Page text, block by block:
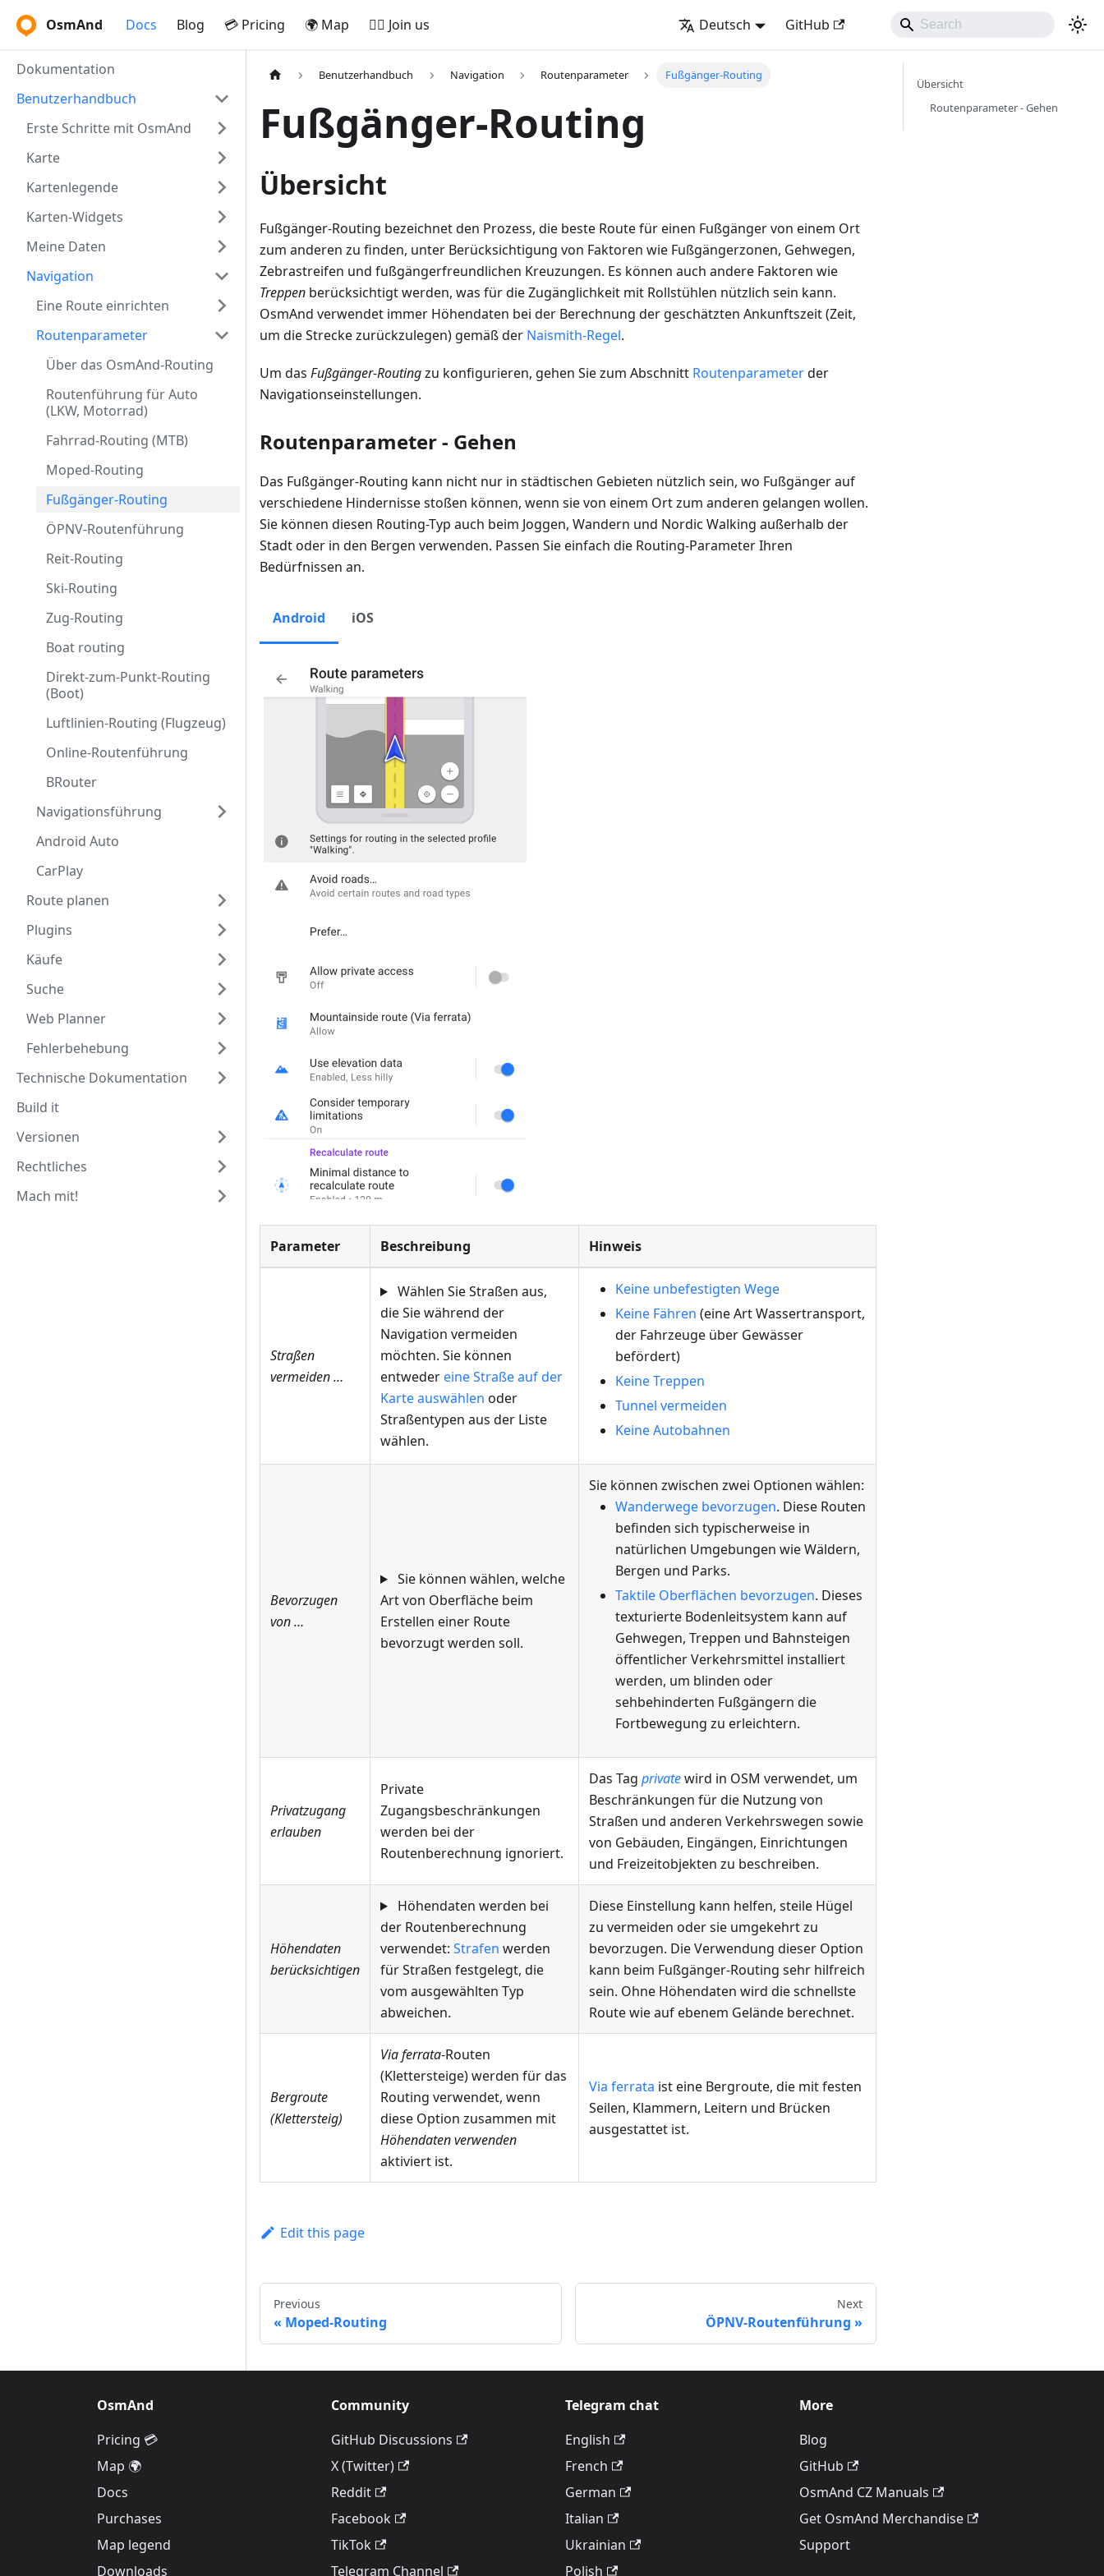
OsmAnd Docs Blog 💳 Pricing 🌍 Map 🚵‍♂️ Join us Deutsch GitHub
Dokumentation
Benutzerhandbuch
Erste Schritte mit OsmAnd
Karte
Kartenlegende
Karten-Widgets
Meine Daten
Navigation
Eine Route einrichten
Routenparameter
Über das OsmAnd-Routing
Routenführung für Auto
(LKW, Motorrad)
Fahrrad-Routing (MTB)
Moped-Routing
Fußgänger-Routing
ÖPNV-Routenführung
Reit-Routing
Ski-Routing
Zug-Routing
Boat routing
Direkt-zum-Punkt-Routing
(Boot)
Luftlinien-Routing (Flugzeug)
Online-Routenführung
BRouter
Navigationsführung
Android Auto
CarPlay
Route planen
Plugins
Käufe
Suche
Web Planner
Fehlerbehebung
Technische Dokumentation
Build it
Versionen
Rechtliches
Mach mit!
Benutzerhandbuch Navigation Routenparameter Fußgänger-Routing
Fußgänger-Routing
Übersicht
Fußgänger-Routing bezeichnet den Prozess, die beste Route für einen Fußgänger von einem Ort
zum anderen zu finden, unter Berücksichtigung von Faktoren wie Fußgängerzonen, Gehwegen,
Zebrastreifen und fußgängerfreundlichen Kreuzungen. Es können auch andere Faktoren wie
Treppen berücksichtigt werden, was für die Zugänglichkeit mit Rollstühlen nützlich sein kann.
OsmAnd verwendet immer Höhendaten bei der Berechnung der geschätzten Ankunftszeit (Zeit,
um die Strecke zurückzulegen) gemäß der Naismith-Regel.
Um das Fußgänger-Routingzu konfigurieren, gehen Sie zum Abschnitt Routenparameterder
Navigationseinstellungen.
Routenparameter - Gehen
Das Fußgänger-Routing kann nicht nur in städtischen Gebieten nützlich sein, wo Fußgänger auf
verschiedene Hindernisse stoßen können, wenn sie von einem Ort zum anderen gelangen wollen.
Sie können diesen Routing-Typ auch beim Joggen, Wandern und Nordic Walking außerhalb der
Stadt oder in den Bergen verwenden. Passen Sie einfach die Routing-Parameter Ihren
Bedürfnissen an.
Android iOS
Parameter Beschreibung Hinweis
Straßen
vermeiden …
Wählen Sie Straßen aus,
die Sie während der
Navigation vermeiden
möchten. Sie können
entweder eine Straße auf der
Karte auswählen oder
Straßentypen aus der Liste
wählen.
Keine unbefestigten Wege
Keine Fähren (eine Art Wassertransport,
der Fahrzeuge über Gewässer
befördert)
Keine Treppen
Tunnel vermeiden
Keine Autobahnen
Bevorzugen
von …
Sie können wählen, welche
Art von Oberfläche beim
Erstellen einer Route
bevorzugt werden soll.
Sie können zwischen zwei Optionen wählen:
Wanderwege bevorzugen. Diese Routen
befinden sich typischerweise in
natürlichen Umgebungen wie Wäldern,
Bergen und Parks.
Taktile Oberflächen bevorzugen. Dieses
texturierte Bodenleitsystem kann auf
Gehwegen, Treppen und Bahnsteigen
öffentlicher Verkehrsmittel installiert
werden, um blinden oder
sehbehinderten Fußgängern die
Fortbewegung zu erleichtern.
Privatzugang
erlauben
Private
Zugangsbeschränkungen
werden bei der
Routenberechnung ignoriert.
Das Tag privatewird in OSM verwendet, um
Beschränkungen für die Nutzung von
Straßen und anderen Verkehrswegen sowie
von Gebäuden, Eingängen, Einrichtungen
und Freizeitobjekten zu beschreiben.
Höhendaten
berücksichtigen
Höhendaten werden bei
der Routenberechnung
verwendet: Strafen werden
für Straßen festgelegt, die
vom ausgewählten Typ
abweichen.
Diese Einstellung kann helfen, steile Hügel
zu vermeiden oder sie umgekehrt zu
bevorzugen. Die Verwendung dieser Option
kann beim Fußgänger-Routing sehr hilfreich
sein. Ohne Höhendaten wird die schnellste
Route wie auf ebenem Gelände berechnet.
Bergroute
(Klettersteig)
Via ferrata-Routen
(Klettersteige) werden für das
Routing verwendet, wenn
diese Option zusammen mit
Höhendaten verwenden
aktiviert ist.
Via ferrata ist eine Bergroute, die mit festen
Seilen, Klammern, Leitern und Brücken
ausgestattet ist.
Edit this page
Previous
Moped-Routing
Next
ÖPNV-Routenführung
Übersicht
Routenparameter - Gehen
OsmAnd
Pricing 💳
Map 🌍
Docs
Purchases
Map legend
Downloads
Community
GitHub Discussions
X (Twitter)
Reddit
Facebook
TikTok
Telegram Channel
Telegram chat
English
French
German
Italian
Ukrainian
Polish
More
Blog
GitHub
OsmAnd CZ Manuals
Get OsmAnd Merchandise
Support